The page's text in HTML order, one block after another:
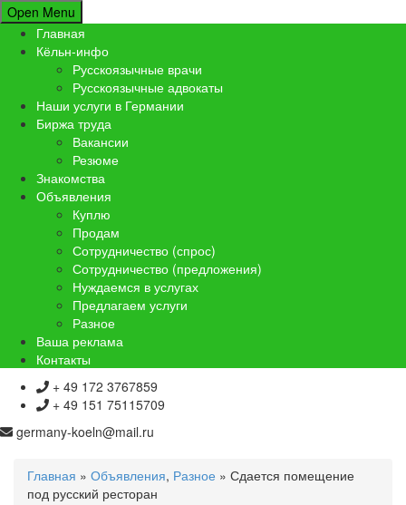
Open Menu
Главная
Кёльн-инфо
Русскоязычные врачи
Русскоязычные адвокаты
Наши услуги в Германии
Биржа труда
Вакансии
Резюме
Знакомства
Объявления
Куплю
Продам
Сотрудничество (спрос)
Сотрудничество (предложения)
Нуждаемся в услугах
Предлагаем услуги
Разное
Ваша реклама
Контакты
+ 49 172 3767859
+ 49 151 75115709
germany-koeln@mail.ru
Главная » Объявления, Разное » Сдается помещение
под русский ресторан